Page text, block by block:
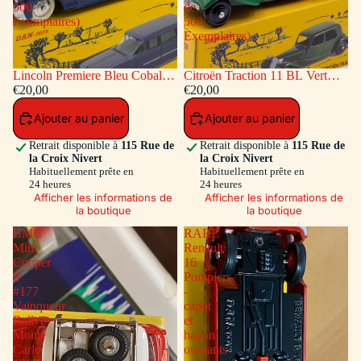
500
Exemplaires)
Lincoln Premiere Bleu Cobalt
(Série de 500 Exemplaires)
€20,00
Ajouter au panier
Retrait disponible à 115 Rue de
la Croix Nivert
Habituellement prête en
24 heures
Afficher les informations de
la boutique
de
500
Exemplaires)
Citroën Traction 11 BL Vert
(Série de 500 Exemplaires)
€20,00
Ajouter au panier
Retrait disponible à 115 Rue de
la Croix Nivert
Habituellement prête en
24 heures
Afficher les informations de
la boutique
BMC
Mini
Cooper
S
#177
Vainqueur
Rallye
Monte
Carlo
RARE
Renault
16
Pompiers
-
capot
et
hayon
ouvrants